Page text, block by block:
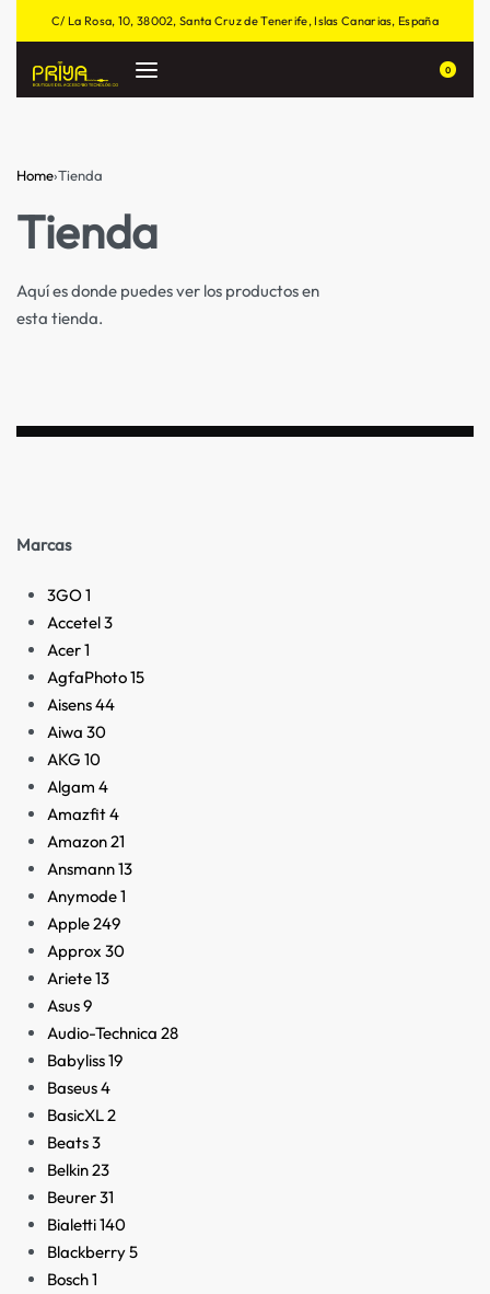
C/ La Rosa, 10, 38002, Santa Cruz de Tenerife, Islas Canarias, España
0
Home›Tienda
Tienda
Aquí es donde puedes ver los productos en
esta tienda.
Marcas
3GO1
Accetel3
Acer1
AgfaPhoto15
Aisens44
Aiwa 30
AKG 10
Algam 4
Amazfit4
Amazon21
Ansmann13
Anymode1
Apple249
Approx 30
Ariete13
Asus9
Audio-Technica 28
Babyliss19
Baseus4
BasicXL2
Beats3
Belkin23
Beurer31
Bialetti140
Blackberry5
Bosch1